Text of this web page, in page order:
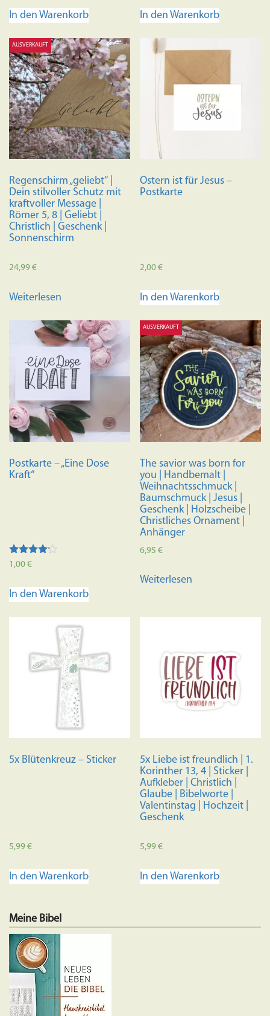
In den Warenkorb In den Warenkorb
AUSVERKAUFT
Regenschirm „geliebt“ |
Dein stilvoller Schutz mit
kraftvoller Message |
Römer 5, 8 | Geliebt |
Christlich | Geschenk |
Sonnenschirm
24,99€
Weiterlesen
Ostern ist für Jesus –
Postkarte
2,00€
In den Warenkorb
Postkarte – „Eine Dose
Kraft“
Bewertet
von 5
1,00€
In den Warenkorb
AUSVERKAUFT
The savior was born for
you | Handbemalt |
Weihnachtsschmuck |
Baumschmuck | Jesus |
Geschenk | Holzscheibe |
Christliches Ornament |
Anhänger
6,95€
Weiterlesen
5x Blütenkreuz – Sticker
5,99€
In den Warenkorb
5x Liebe ist freundlich | 1.
Korinther 13, 4 | Sticker |
Aufkleber | Christlich |
Glaube | Bibelworte |
Valentinstag | Hochzeit |
Geschenk
5,99€
In den Warenkorb
Meine Bibel